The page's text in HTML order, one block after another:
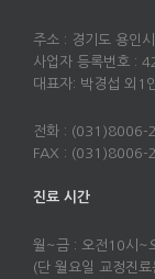
주소 : 경기도 용인
사업자 등록번호 :
대표자: 박경섭 외1
전화 : (031)8006-
FAX : (031)8006-
진료 시간
월~금 : 오전10시~
(단 월요일 교정진